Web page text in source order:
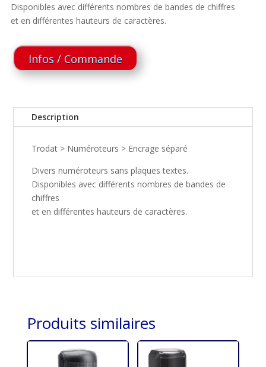
Disponibles avec différents nombres de bandes de chiffres
et en différentes hauteurs de caractères.
Infos / Commande
Description
Trodat > Numéroteurs > Encrage séparé
Divers numéroteurs sans plaques textes.
Disponibles avec différents nombres de bandes de
chiffres
et en différentes hauteurs de caractères.
Produits similaires